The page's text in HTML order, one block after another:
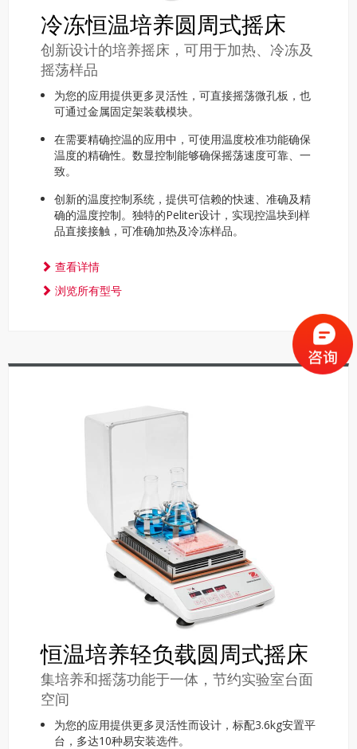
冷冻恒温培养圆周式摇床
创新设计的培养摇床，可用于加热、冷冻及
摇荡样品
为您的应用提供更多灵活性，可直接摇荡微孔板，也
可通过金属固定架装载模块。
在需要精确控温的应用中，可使用温度校准功能确保
温度的精确性。数显控制能够确保摇荡速度可靠、一
致。
创新的温度控制系统，提供可信赖的快速、准确及精
确的温度控制。独特的Peliter设计，实现控温块到样
品直接接触，可准确加热及冷冻样品。
查看详情
浏览所有型号
恒温培养轻负载圆周式摇床
集培养和摇荡功能于一体，节约实验室台面
空间
为您的应用提供更多灵活性而设计，标配3.6kg安置平
台，多达10种易安装选件。